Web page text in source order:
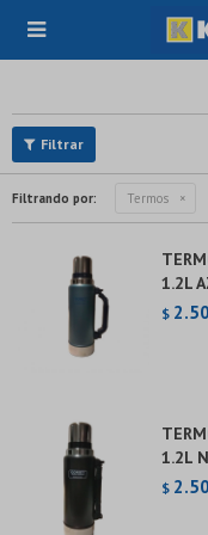

Filtrando por: Termos
1.2L
$
1.2L
$